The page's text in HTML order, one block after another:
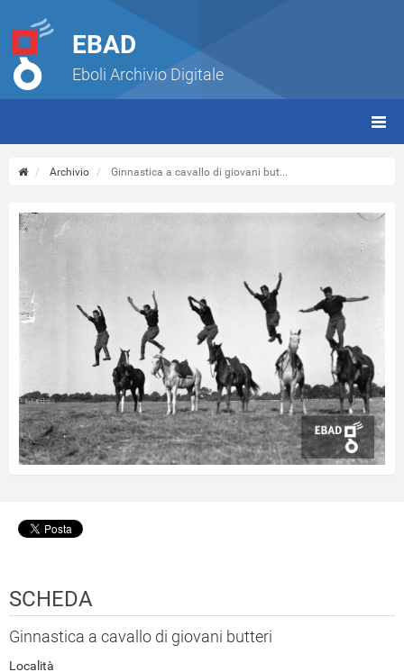
EBAD
Eboli Archivio Digitale
Archivio Ginnastica a cavallo di giovani but...
SCHEDA
Ginnastica a cavallo di giovani butteri
Località